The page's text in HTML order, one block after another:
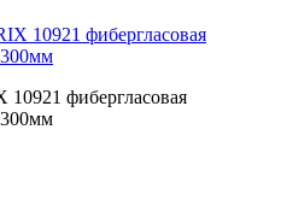
фибергласовая
300мм